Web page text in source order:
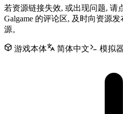
若资源链接失效, 或出现问题, 请
Galgame 的评论区, 及时向资源
源。
游戏本体 简体中文 模拟器